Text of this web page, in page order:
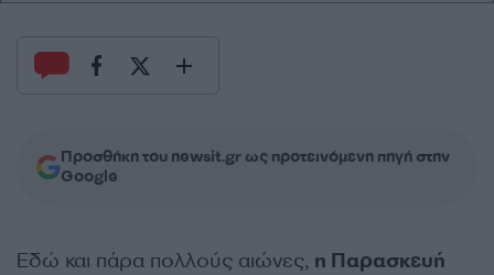
Προσθήκη του newsit.gr ως προτεινόμενη πηγή στην
Google
Εδώ και πάρα πολλούς αιώνες, η Παρασκευή